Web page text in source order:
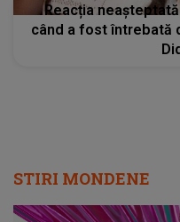
Reacția
când a fost întrebată
STIRI MONDENE